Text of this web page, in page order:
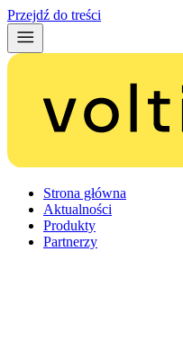
Przejdź do treści
Strona główna
Aktualności
Produkty
Partnerzy